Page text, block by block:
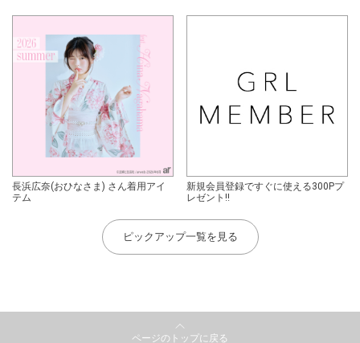
長浜広奈(おひなさま) さん着用アイ
テム
新規会員登録ですぐに使える300Pプ
レゼント!!
ピックアップ一覧を見る
ページのトップに戻る